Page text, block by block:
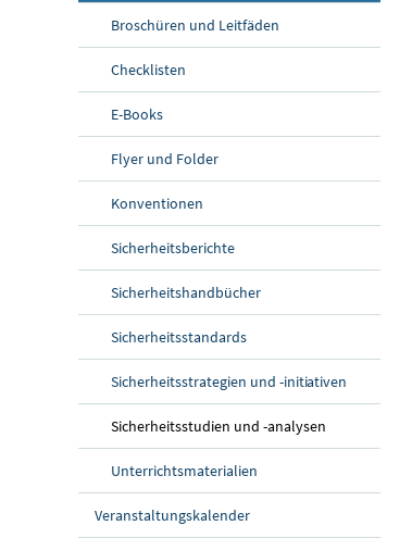
Broschüren und Leitfäden
Checklisten
E-Books
Flyer und Folder
Konventionen
Sicherheitsberichte
Sicherheitshandbücher
Sicherheitsstandards
Sicherheitsstrategien und -initiativen
Sicherheitsstudien und -analysen
Unterrichtsmaterialien
Veranstaltungskalender